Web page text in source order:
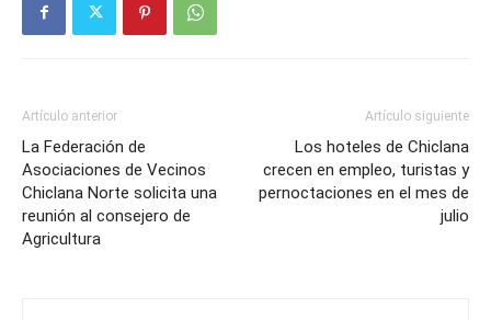
Artículo anterior
La Federación de
Asociaciones de Vecinos
Chiclana Norte solicita una
reunión al consejero de
Agricultura
Artículo siguiente
Los hoteles de Chiclana
crecen en empleo, turistas y
pernoctaciones en el mes de
julio